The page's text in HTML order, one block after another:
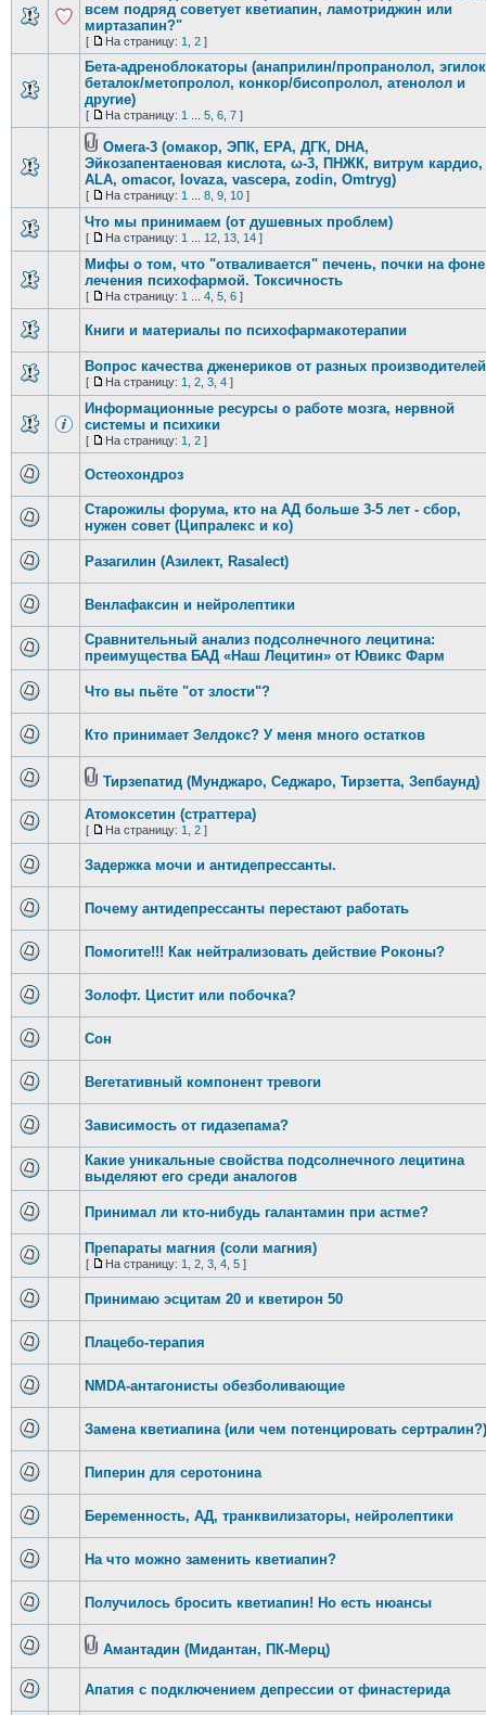
всем подряд советует кветиапин, ламотриджин или
миртазапин?"
[ На страницу: 1 2]
Бета-адреноблокаторы (анаприлин/пропранолол,
беталок/метопролол, конкор/бисопролол, атенолол и
другие)
[ На страницу: 1 5, 6, 7]
Омега-3 (омакор, ЭПК, EPA, ДГК, DHA,
Эйкозапентаеновая кислота, ω-3, ПНЖК, витрум кардио,
ALA, omacor, lovaza, vascepa, zodin, Omtryg)
[ На страницу: 1 8, 9, 10]
Что мы принимаем (от душевных проблем)
[ На страницу: 1 12, 13, 14]
Мифы о том, что "отваливается" печень, почки на фоне
лечения психофармой. Токсичность
[ На страницу: 1 4, 5, 6]
Книги и материалы по психофармакотерапии
Вопрос качества дженериков от разных производителей
[ На страницу: 1 2, 3, 4]
Информационные ресурсы о работе мозга, нервной
системы и психики
[ На страницу: 1 2]
Остеохондроз
Старожилы форума, кто на АД больше 3-5 лет - сбор,
нужен совет (Ципралекс и ко)
Разагилин (Азилект, Rasalect)
Венлафаксин и нейролептики
Сравнительный анализ подсолнечного лецитина:
преимущества БАД «Наш Лецитин» от Ювикс Фарм
Что вы пьёте "от злости"?
Кто принимает Зелдокс? У меня много остатков
Тирзепатид (Мунджаро, Седжаро, Тирзетта, Зепбаунд)
Атомоксетин (страттера)
[ На страницу: 1 2]
Задержка мочи и антидепрессанты.
Почему антидепрессанты перестают работать
Помогите!!! Как нейтрализовать действие Роконы?
Золофт. Цистит или побочка?
Сон
Вегетативный компонент тревоги
Зависимость от гидазепама?
Какие уникальные свойства подсолнечного лецитина
выделяют его среди аналогов
Принимал ли кто-нибудь галантамин при астме?
Препараты магния (соли магния)
[ На страницу: 1 2, 3, 4, 5]
Принимаю эсцитам 20 и кветирон 50
Плацебо-терапия
NMDA-антагонисты обезболивающие
Замена кветиапина (или чем потенцировать сертралин?)
Пиперин для серотонина
Беременность, АД, транквилизаторы, нейролептики
На что можно заменить кветиапин?
Получилось бросить кветиапин! Но есть нюансы
Амантадин (Мидантан, ПК-Мерц)
Апатия с подключением депрессии от финастерида